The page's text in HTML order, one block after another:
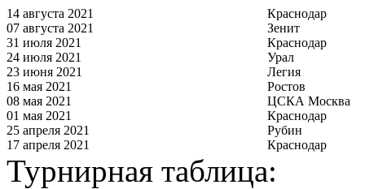
14 августа 2021
Краснодар
07 августа 2021
Зенит
31 июля 2021
Краснодар
24 июля 2021
Урал
23 июня 2021
Легия
16 мая 2021
Ростов
08 мая 2021
ЦСКА Москва
01 мая 2021
Краснодар
25 апреля 2021
Рубин
17 апреля 2021
Краснодар
Турнирная таблица: